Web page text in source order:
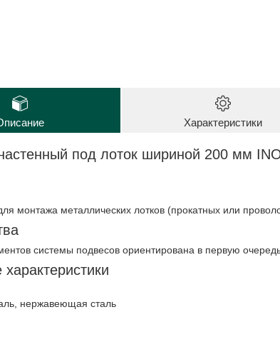
Характеристики
под лоток шириной 200 мм
монтажа металлических лотков (прокатных или
системы подвесов ориентирована в первую
характеристики
нержавеющая сталь